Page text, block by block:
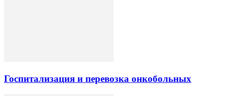
Госпитализация и перевозка онкобольных